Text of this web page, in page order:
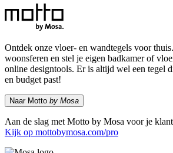
Ontdek onze vloer- en wandtegels voor
woonsferen en stel je eigen badkamer of
online designtools. Er is altijd wel een tegel
en budget past!
Naar Motto by Mosa
Aan de slag met Motto by Mosa voor je
Kijk op mottobymosa.com/pro